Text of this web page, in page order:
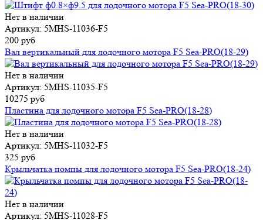
Нет в наличии
Артикул: 5MHS-11036-F5
200 руб
Вал вертикальный для лодочного мотора F5 Sea-PRO(18-29)
Нет в наличии
Артикул: 5MHS-11035-F5
10275 руб
Пластина для лодочного мотора F5 Sea-PRO(18-28)
Нет в наличии
Артикул: 5MHS-11032-F5
325 руб
Крыльчатка помпы для лодочного мотора F5 Sea-PRO(18-24)
Нет в наличии
Артикул: 5MHS-11028-F5